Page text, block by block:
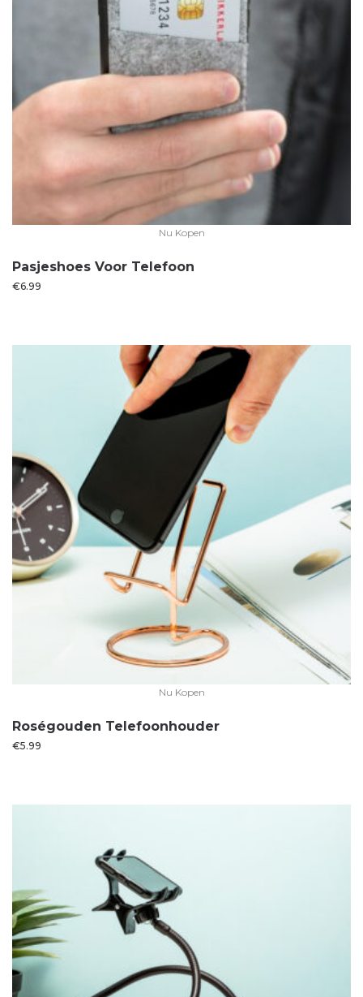
Nu Kopen
Pasjeshoes Voor Telefoon
€6.99
Nu Kopen
Roségouden Telefoonhouder
€5.99